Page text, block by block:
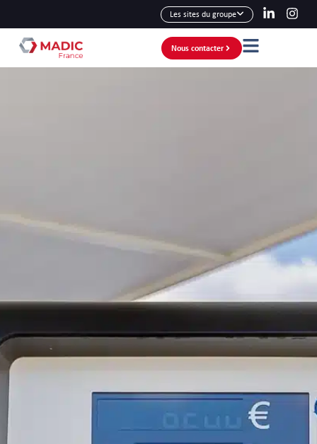
Les sites du groupe
Nous contacter